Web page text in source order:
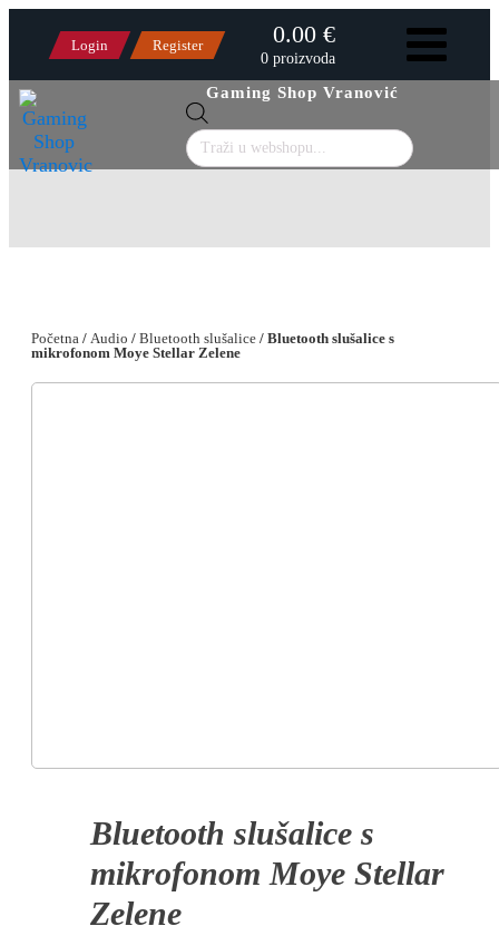
Login Register 0.00 €
0 proizvoda
Gaming Shop Vranović
search
Početna / Audio / Bluetooth slušalice / Bluetooth slušalice s
mikrofonom Moye Stellar Zelene
Bluetooth slušalice s
mikrofonom Moye Stellar
Zelene